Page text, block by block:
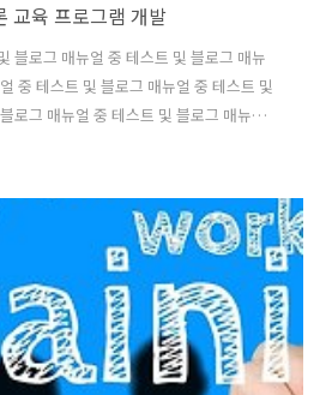
교육 프로그램 개발
블로그 매뉴얼 중 테스트 및 블로그 매뉴
중 테스트 및 블로그 매뉴얼 중 테스트 및
로그 매뉴얼 중 테스트 및 블로그 매뉴얼
테스트 및 블로그 매뉴얼 중